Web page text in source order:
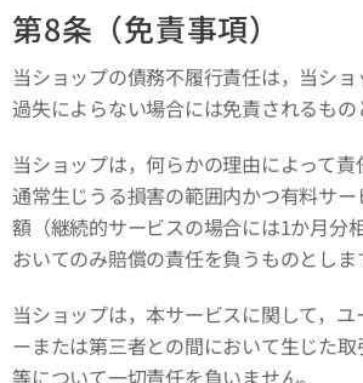
第8条（免責事項）
当ショップの債務不履行責任は，当シ
過失によらない場合には免責されるもの
当ショップは，何らかの理由によって責
通常生じうる損害の範囲内かつ有料サ
額（継続的サービスの場合には1か月分
おいてのみ賠償の責任を負うものとしま
当ショップは，本サービスに関して，
ーまたは第三者との間において生じた
等について一切責任を負いません。